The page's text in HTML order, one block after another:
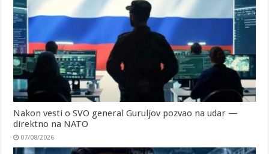
Nakon vesti o SVO general Guruljov pozvao na udar —
direktno na NATO
07/08/2026